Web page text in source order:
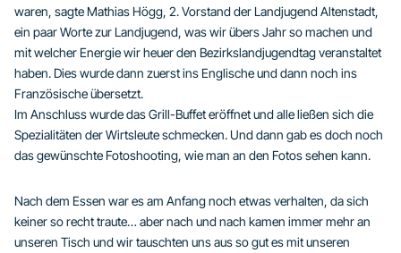
waren, sagte Mathias Högg, 2. Vorstand der Landjugend Altenstadt,
ein paar Worte zur Landjugend, was wir übers Jahr so machen und
mit welcher Energie wir heuer den Bezirkslandjugendtag veranstaltet
haben. Dies wurde dann zuerst ins Englische und dann noch ins
Französische übersetzt.
Im Anschluss wurde das Grill-Buffet eröffnet und alle ließen sich die
Spezialitäten der Wirtsleute schmecken. Und dann gab es doch noch
das gewünschte Fotoshooting, wie man an den Fotos sehen kann.
Nach dem Essen war es am Anfang noch etwas verhalten, da sich
keiner so recht traute… aber nach und nach kamen immer mehr an
unseren Tisch und wir tauschten uns aus so gut es mit unseren